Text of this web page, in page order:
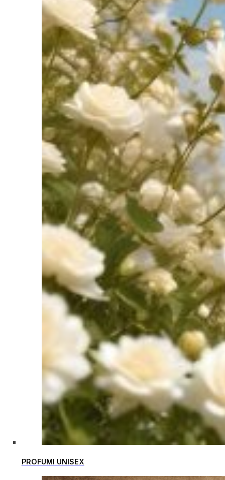
PROFUMI UNISEX